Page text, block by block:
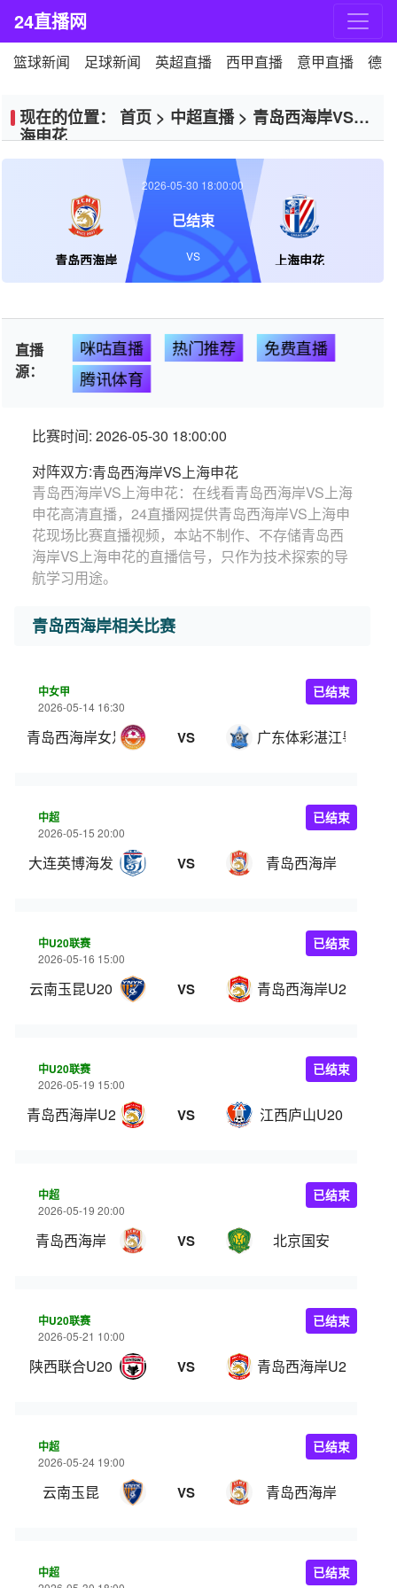
24直播网
篮球新闻 足球新闻 英超直播 西甲直播 意甲直播 德
现在的位置： 首页 > 中超直播> 青岛西海岸VS上
海申花
青岛西海岸 上海申花
2026-05-30 18:00:00
已结束
VS
直播
源：
咪咕直播 热门推荐
免费直播
腾讯体育
比赛时间: 2026-05-30 18:00:00
对阵双方:青岛西海岸VS上海申花
青岛西海岸VS上海申花：在线看青岛西海岸VS上海
申花高清直播，24直播网提供青岛西海岸VS上海申
花现场比赛直播视频，本站不制作、不存储青岛西
海岸VS上海申花的直播信号，只作为技术探索的导
航学习用途。
青岛西海岸相关比赛
中女甲
2026-05-14 16:30
青岛西海岸女足 VS 广东体彩湛江粤湛女
已结束
中超
2026-05-15 20:00
大连英博海发 VS 青岛西海岸
已结束
中U20联赛
2026-05-16 15:00
云南玉昆U20 VS 青岛西海岸U20
已结束
中U20联赛
2026-05-19 15:00
青岛西海岸U20 VS 江西庐山U20
已结束
中超
2026-05-19 20:00
青岛西海岸 VS 北京国安
已结束
中U20联赛
2026-05-21 10:00
陕西联合U20 VS 青岛西海岸U20
已结束
中超
2026-05-24 19:00
云南玉昆 VS 青岛西海岸
已结束
中超 已结束